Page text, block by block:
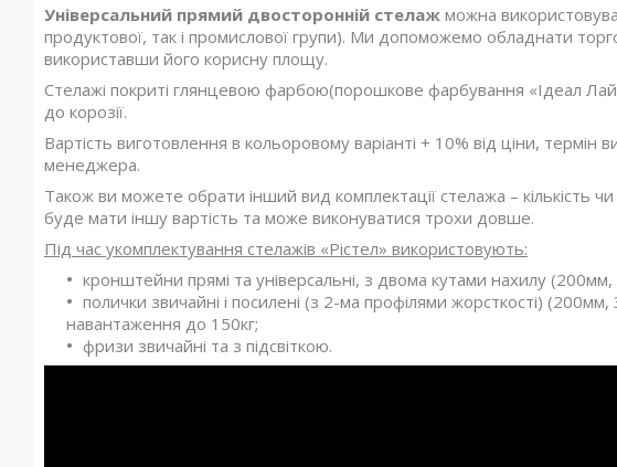
Універсальний прямий двосторонній стелаж можна
продуктової, так і промислової групи). Ми допоможемо обладнати
використавши його корисну площу.
Стелажі покриті глянцевою фарбою(порошкове фарбування «Ідеал
до корозії.
Вартість виготовлення в кольоровому варіанті + 10% від ціни,
менеджера.
Також ви можете обрати інший вид комплектації стелажа – кількість
буде мати іншу вартість та може виконуватися трохи довше.
Під час укомплектування стелажів «Рістел» використовують:
кронштейни прямі та універсальні, з двома кутами нахилу
полички звичайні і посилені (з 2-ма профілями жорсткості)
навантаження до 150кг;
фризи звичайні та з підсвіткою.